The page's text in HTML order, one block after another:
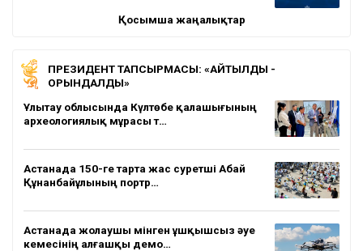
Қосымша жаңалықтар
ПРЕЗИДЕНТ ТАПСЫРМАСЫ: «АЙТЫЛДЫ -
ОРЫНДАЛДЫ»
Ұлытау облысында Күлтөбе қалашығының
археологиялық мұрасы т…
Астанада 150-ге тарта жас суретші Абай
Құнанбайұлының портр…
Астанада жолаушы мінген ұшқышсыз әуе
кемесінің алғашқы демо…